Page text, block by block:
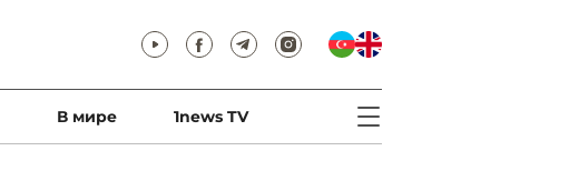
В мире 1news TV